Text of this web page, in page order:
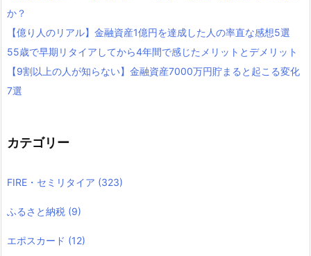
か？
【億り人のリアル】金融資産1億円を達成した人の率直な感想5選
55歳で早期リタイアしてから4年間で感じたメリットとデメリット
【9割以上の人が知らない】金融資産7000万円貯まると起こる変化
7選
カテゴリー
FIRE・セミリタイア (323)
ふるさと納税 (9)
エポスカード (12)